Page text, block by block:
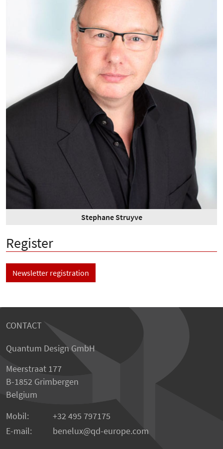
Stephane Struyve
Register
Newsletter registration
CONTACT
Quantum Design GmbH
Meerstraat 177
B-1852 Grimbergen
Belgium
Mobil:
+32 495 797175
E-mail:
benelux qd-europe.com